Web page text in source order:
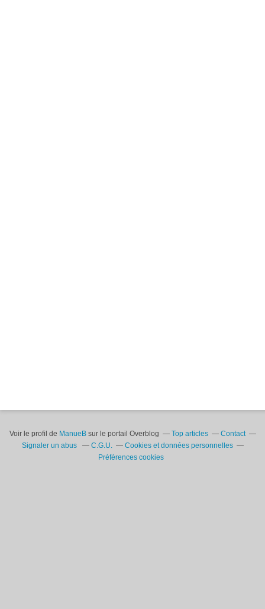
Voir le profil de ManueBsur le portail Overblog Top articles
Contact
Signaler un abus
C.G.U.
Cookies et données personnelles
Préférences cookies